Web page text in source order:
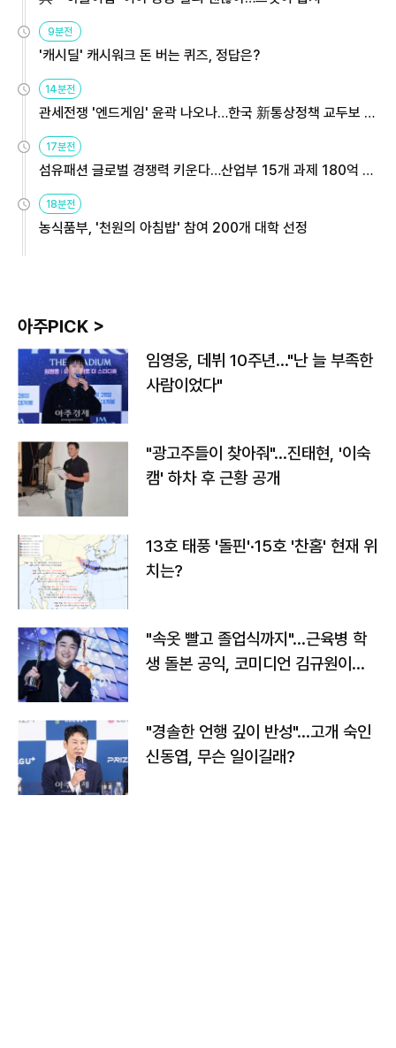
9분전
'캐시딜' 캐시워크 돈 버는 퀴즈, 정답은?
14분전
관세전쟁 '엔드게임' 윤곽 나오나…한국 新통상정책 교두보 활
용해야
17분전
섬유패션 글로벌 경쟁력 키운다…산업부 15개 과제 180억 지
원
18분전
농식품부, '천원의 아침밥' 참여 200개 대학 선정
아주PICK >
임영웅, 데뷔 10주년…"난 늘 부족한
사람이었다"
"광고주들이 찾아줘"…진태현, '이숙
캠' 하차 후 근황 공개
13호 태풍 '돌핀'·15호 '찬홈' 현재 위
치는?
"속옷 빨고 졸업식까지"…근육병 학
생 돌본 공익, 코미디언 김규원이었
"경솔한 언행 깊이 반성"…고개 숙인
신동엽, 무슨 일이길래?